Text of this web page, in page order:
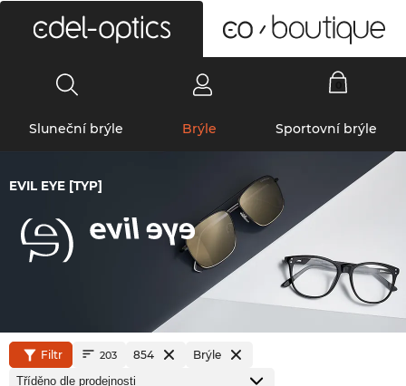
Sluneční brýle Brýle Sportovní brýle
EVIL EYE [TYP]
Filtr 203 854 Brýle